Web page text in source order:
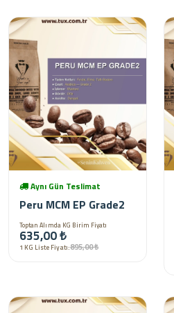
Aynı Gün Teslimat
Peru MCM EP Grade2
Toptan Alımda KG Birim Fiyatı
635,00 ₺
1 KG Liste Fiyatı:895,00 ₺